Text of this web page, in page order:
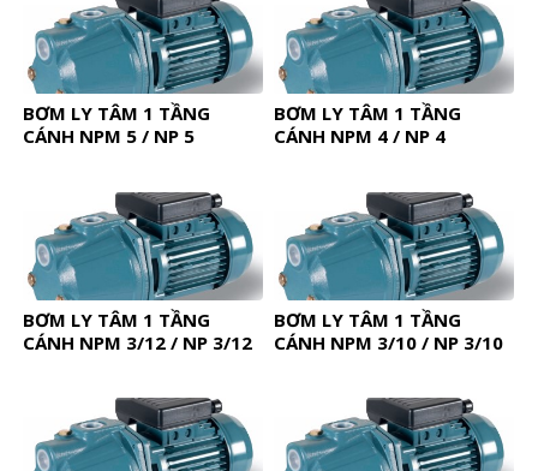
BƠM LY TÂM 1 TẦNG
CÁNH NPM 5 / NP 5
BƠM LY TÂM 1 TẦNG
CÁNH NPM 4 / NP 4
BƠM LY TÂM 1 TẦNG
CÁNH NPM 3/12 / NP 3/12
BƠM LY TÂM 1 TẦNG
CÁNH NPM 3/10 / NP 3/10